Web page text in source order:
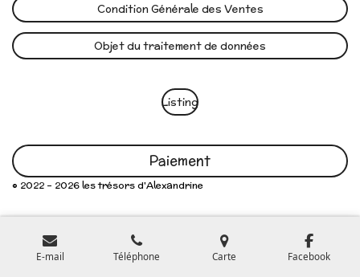
Condition Générale des Ventes
Objet du traitement de données
Listing
Paiement
© 2022 - 2026 les trésors d'Alexandrine
E-mail Téléphone Carte Facebook